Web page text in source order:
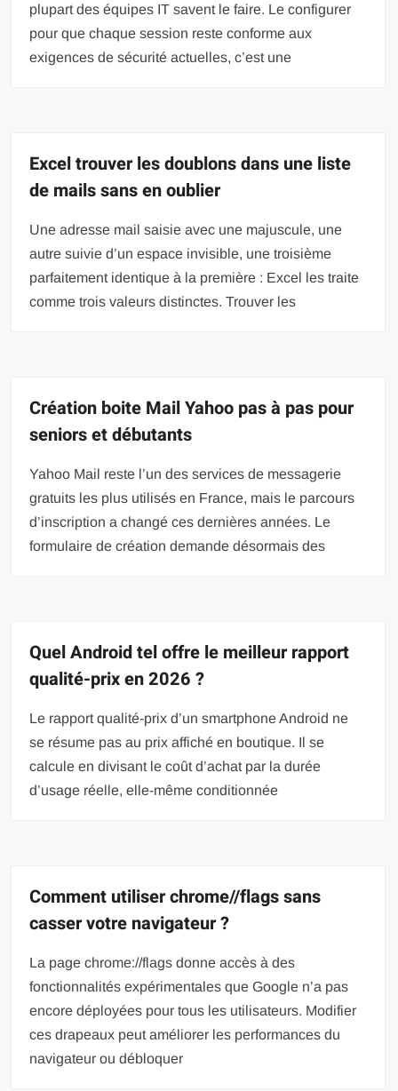
plupart des équipes IT savent le faire. Le configurer
pour que chaque session reste conforme aux
exigences de sécurité actuelles, c’est une
Excel trouver les doublons dans une liste
de mails sans en oublier
Une adresse mail saisie avec une majuscule, une
autre suivie d’un espace invisible, une troisième
parfaitement identique à la première : Excel les traite
comme trois valeurs distinctes. Trouver les
Création boite Mail Yahoo pas à pas pour
seniors et débutants
Yahoo Mail reste l’un des services de messagerie
gratuits les plus utilisés en France, mais le parcours
d’inscription a changé ces dernières années. Le
formulaire de création demande désormais des
Quel Android tel offre le meilleur rapport
qualité-prix en 2026 ?
Le rapport qualité-prix d’un smartphone Android ne
se résume pas au prix affiché en boutique. Il se
calcule en divisant le coût d’achat par la durée
d’usage réelle, elle-même conditionnée
Comment utiliser chrome//flags sans
casser votre navigateur ?
La page chrome://flags donne accès à des
fonctionnalités expérimentales que Google n’a pas
encore déployées pour tous les utilisateurs. Modifier
ces drapeaux peut améliorer les performances du
navigateur ou débloquer